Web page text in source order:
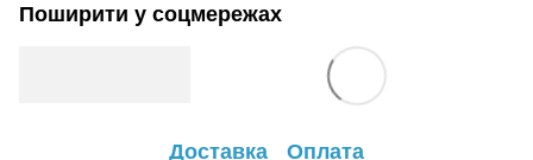
Поширити у соцмережах
Доставка Оплата